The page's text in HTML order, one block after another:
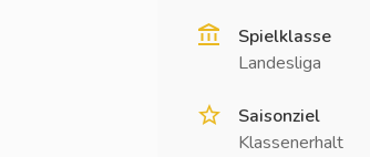
Spielklasse
Landesliga
Saisonziel
Klassenerhalt